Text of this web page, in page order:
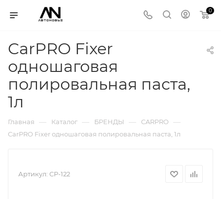
0
CarPRO Fixer
одношаговая
полировальная паста,
1л
Главная — Каталог — БРЕНДЫ — CARPRO —
CarPRO Fixer одношаговая полировальная паста, 1л
Артикул: CP-122